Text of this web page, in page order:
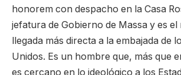
honorem con despacho en la Casa
jefatura de Gobierno de Massa y es
llegada más directa a la embajada de
Unidos. Es un hombre que, más que
es cercano en lo ideológico a los